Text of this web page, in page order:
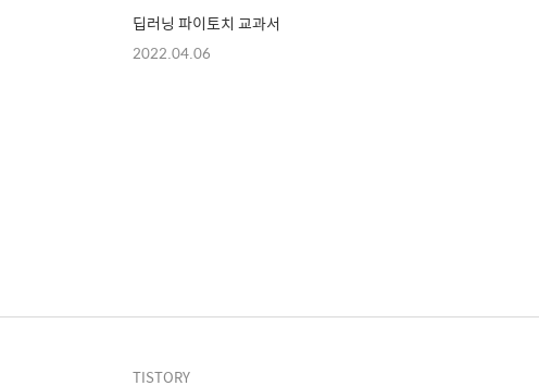
딥러닝 파이토치 교과서
2022.04.06
TISTORY